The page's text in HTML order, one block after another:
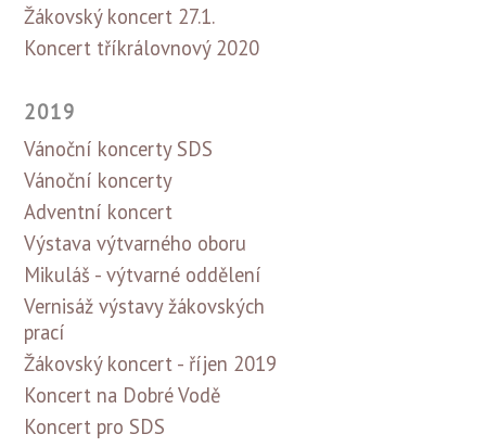
Žákovský koncert 27.1.
Koncert tříkrálovnový 2020
2019
Vánoční koncerty SDS
Vánoční koncerty
Adventní koncert
Výstava výtvarného oboru
Mikuláš - výtvarné oddělení
Vernisáž výstavy žákovských
prací
Žákovský koncert - říjen 2019
Koncert na Dobré Vodě
Koncert pro SDS